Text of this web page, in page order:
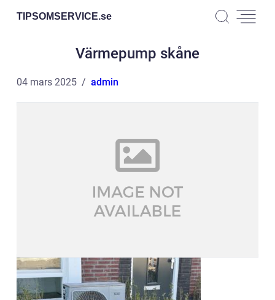
TIPSOMSERVICE.se
Värmepump skåne
04 mars 2025 admin